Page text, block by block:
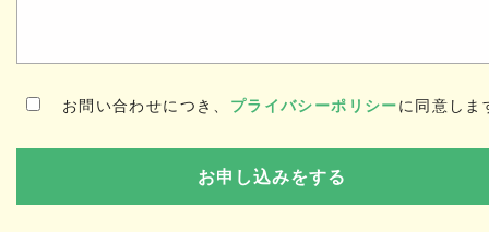
お問い合わせにつき、 プライバシーポリシーに同意しま